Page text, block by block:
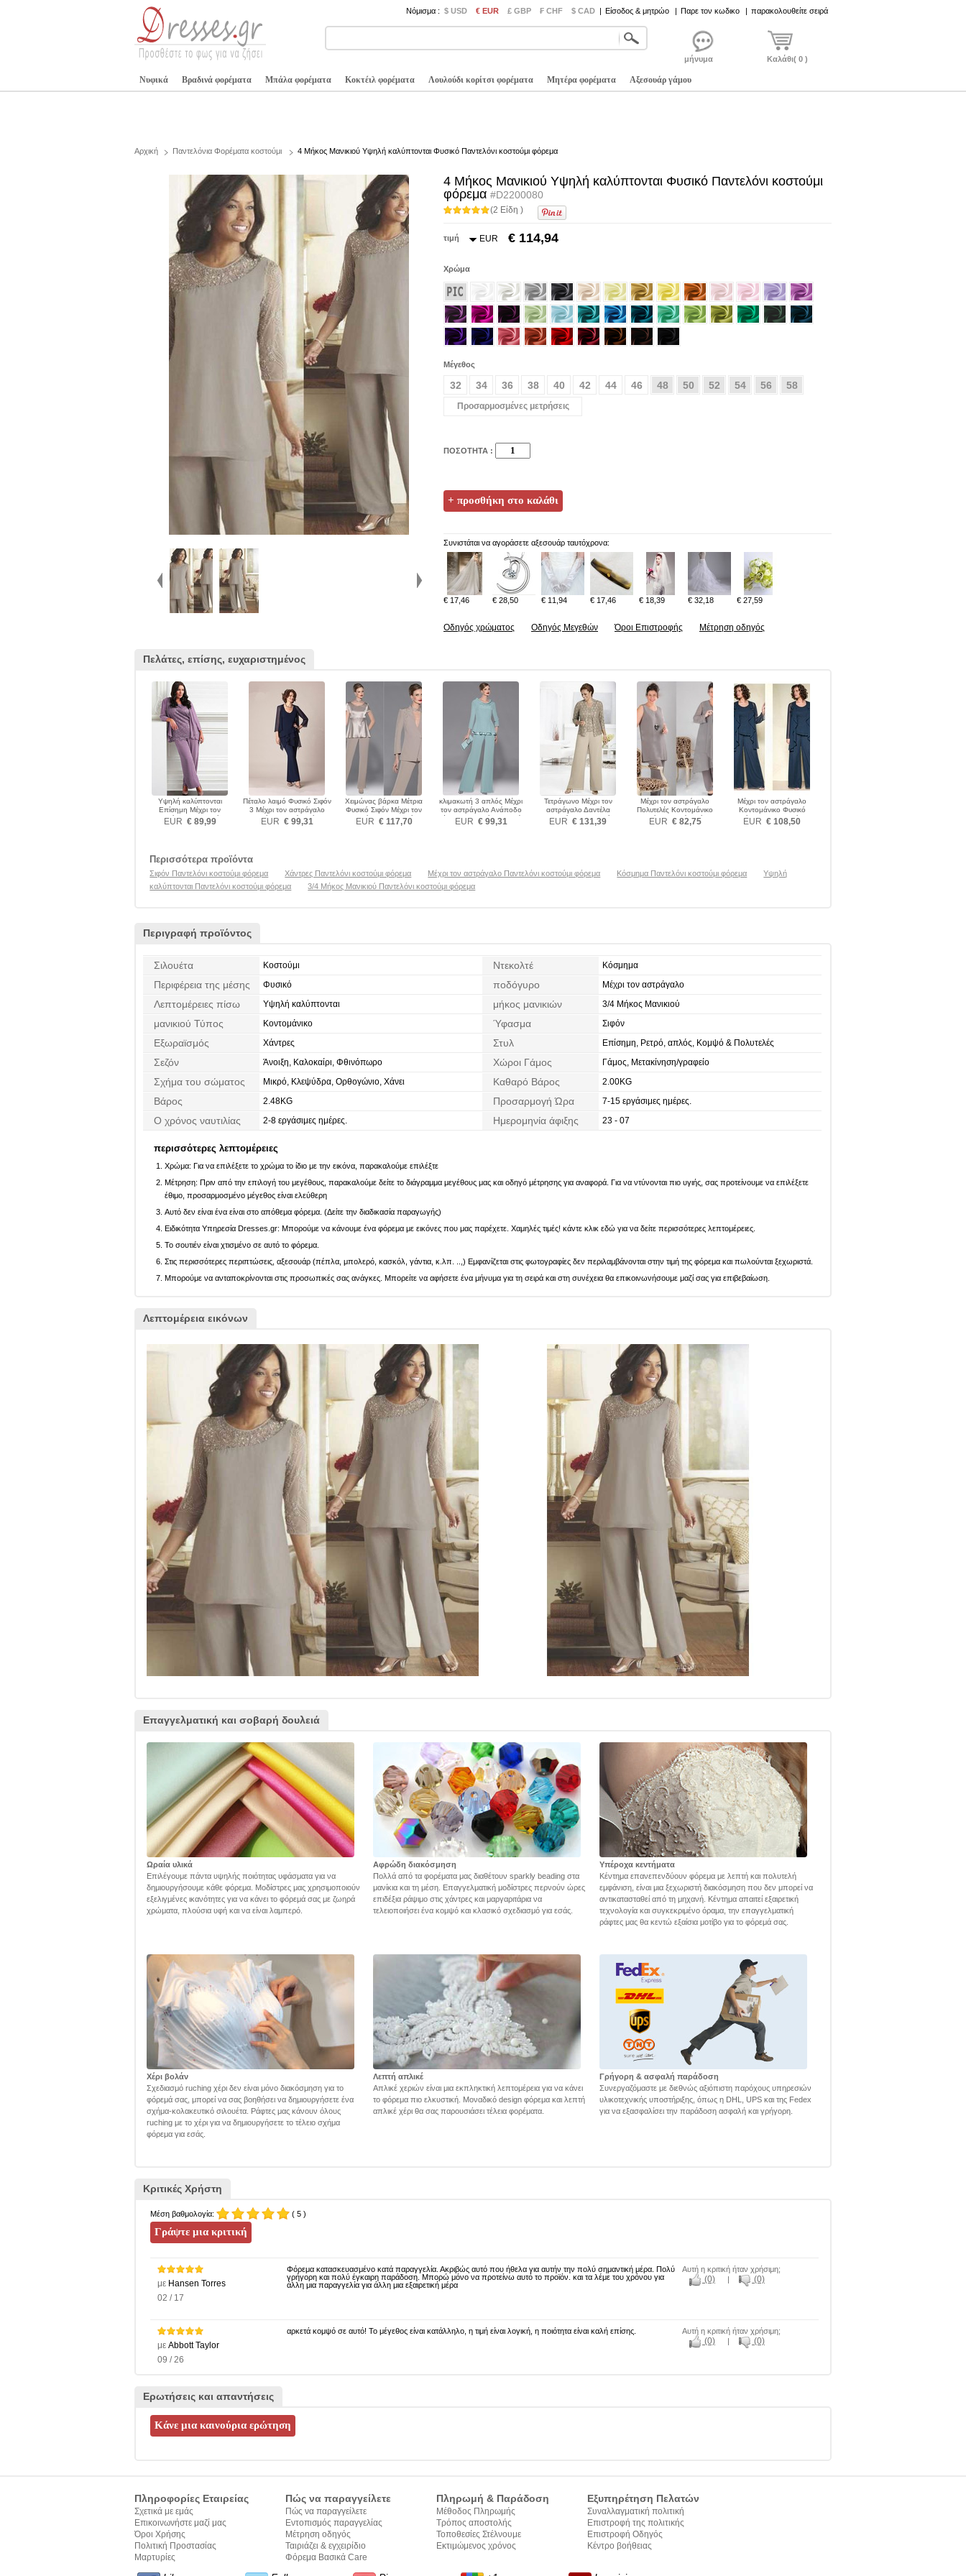
Νόμισμα : $ USD € EUR £ GBP ₣ CHF $ CAD | Είσοδος & μητρώο | Παρε τον κωδικο | παρακολουθείτε σειρά
μήνυμα Καλάθι( 0 )
Νυφικά Βραδινά φορέματα Μπάλα φορέματα Κοκτέιλ φορέματα Λουλούδι κορίτσι φορέματα Μητέρα φορέματα Αξεσουάρ γάμου
Αρχική Παντελόνια Φορέματα κοστούμι 4 Μήκος Μανικιού Υψηλή καλύπτονται Φυσικό Παντελόνι κοστούμι φόρεμα
4 Μήκος Μανικιού Υψηλή καλύπτονται Φυσικό Παντελόνι κοστούμι
φόρεμα #D2200080
(2 Είδη )
τιμή EUR € 114,94
Χρώμα
Μέγεθος
32 34 36 38 40 42 44 46 48 50 52 54 56 58
Προσαρμοσμένες μετρήσεις
ΠΟΣΟΤΗΤΑ :
Συνιστάται να αγοράσετε αξεσουάρ ταυτόχρονα:
€ 17,46 € 28,50 € 11,94 € 17,46 € 18,39 € 32,18 € 27,59
Οδηγός χρώματος Οδηγός Μεγεθών Όροι Επιστροφής Μέτρηση οδηγός
Πελάτες, επίσης, ευχαριστημένος
Υψηλή καλύπτονται
Επίσημη Μέχρι τον
αστράγαλο Παντελόνι
κοστούμι φόρεμα
EUR € 89,99
Πέταλο λαιμό Φυσικό Σιφόν
3 Μέχρι τον αστράγαλο
Παντελόνι κοστούμι φόρεμα
EUR € 99,31
Χειμώνας βάρκα Μέτρια
Φυσικό Σιφόν Μέχρι τον
αστράγαλο Παντελόνι
κοστούμι φόρεμα
EUR € 117,70
κλιμακωτή 3 απλός Μέχρι
τον αστράγαλο Ανάποδο
Τρίγωνο Παντελόνι κοστούμι
φόρεμα
EUR € 99,31
Τετράγωνο Μέχρι τον
αστράγαλο Δαντέλα
Κοντομάνικο Παντελόνι
κοστούμι φόρεμα
EUR € 131,39
Μέχρι τον αστράγαλο
Πολυτελές Κοντομάνικο
Παντελόνι κοστούμι φόρεμα
EUR € 82,75
Μέχρι τον αστράγαλο
Κοντομάνικο Φυσικό
Κόσμημα Παντελόνι
κοστούμι φόρεμα
EUR € 108,50
Περισσότερα προϊόντα
Σιφόν Παντελόνι κοστούμι φόρεμα Χάντρες Παντελόνι κοστούμι φόρεμα Μέχρι τον αστράγαλο Παντελόνι κοστούμι φόρεμα Κόσμημα Παντελόνι κοστούμι φόρεμα
Υψηλή
καλύπτονται Παντελόνι κοστούμι φόρεμα
3/4 Μήκος Μανικιού Παντελόνι κοστούμι φόρεμα
Περιγραφή προϊόντος
Σιλουέτα Κοστούμι Ντεκολτέ Κόσμημα
Περιφέρεια της μέσης Φυσικό ποδόγυρο Μέχρι τον αστράγαλο
Λεπτομέρειες πίσω Υψηλή καλύπτονται μήκος μανικιών 3/4 Μήκος Μανικιού
μανικιού Τύπος Κοντομάνικο Ύφασμα Σιφόν
Εξωραϊσμός Χάντρες Στυλ Επίσημη, Ρετρό, απλός, Κομψό & Πολυτελές
Σεζόν Άνοιξη, Καλοκαίρι, Φθινόπωρο Χώροι Γάμος Γάμος, Μετακίνηση/γραφείο
Σχήμα του σώματος Μικρό, Κλεψύδρα, Ορθογώνιο, Χάνει Καθαρό Βάρος 2.00KG
Βάρος 2.48KG Προσαρμογή Ώρα 7-15 εργάσιμες ημέρες.
Ο χρόνος ναυτιλίας 2-8 εργάσιμες ημέρες. Ημερομηνία άφιξης 23 - 07
περισσότερες λεπτομέρειες
Χρώμα: Για να επιλέξετε το χρώμα το ίδιο με την εικόνα, παρακαλούμε επιλέξτε
Μέτρηση: Πριν από την επιλογή του μεγέθους, παρακαλούμε δείτε το διάγραμμα μεγέθους μας και οδηγό μέτρησης για αναφορά. Για να ντύνονται πιο υγιής, σας προτείνουμε να επιλέξετε
έθιμο, προσαρμοσμένο μέγεθος είναι ελεύθερη
Αυτό δεν είναι ένα είναι στο απόθεμα φόρεμα. (Δείτε την διαδικασία παραγωγής)
Ειδικότητα Υπηρεσία Dresses.gr: Μπορούμε να κάνουμε ένα φόρεμα με εικόνες που μας παρέχετε. Χαμηλές τιμές! κάντε κλικ εδώ για να δείτε περισσότερες λεπτομέρειες.
Το σουτιέν είναι χτισμένο σε αυτό το φόρεμα.
Στις περισσότερες περιπτώσεις, αξεσουάρ (πέπλα, μπολερό, κασκόλ, γάντια, κ.λπ. ..,) Εμφανίζεται στις φωτογραφίες δεν περιλαμβάνονται στην τιμή της φόρεμα και πωλούνται ξεχωριστά.
Μπορούμε να ανταποκρίνονται στις προσωπικές σας ανάγκες. Μπορείτε να αφήσετε ένα μήνυμα για τη σειρά και στη συνέχεια θα επικοινωνήσουμε μαζί σας για επιβεβαίωση.
Λεπτομέρεια εικόνων
Επαγγελματική και σοβαρή δουλειά
Ωραία υλικά
Επιλέγουμε πάντα υψηλής ποιότητας υφάσματα για να
δημιουργήσουμε κάθε φόρεμα. Μοδίστρες μας χρησιμοποιούν
εξελιγμένες ικανότητες για να κάνει το φόρεμά σας με ζωηρά
χρώματα, πλούσια υφή και να είναι λαμπερό.
Αφρώδη διακόσμηση
Πολλά από τα φορέματα μας διαθέτουν sparkly beading στα
μανίκια και τη μέση. Επαγγελματική μοδίστρες περνούν ώρες
επιδέξια ράψιμο στις χάντρες και μαργαριτάρια να
τελειοποιήσει ένα κομψό και κλασικό σχεδιασμό για εσάς.
Υπέροχα κεντήματα
Κέντημα επανεπενδύουν φόρεμα με λεπτή και πολυτελή
εμφάνιση, είναι μια ξεχωριστή διακόσμηση που δεν μπορεί να
αντικατασταθεί από τη μηχανή. Κέντημα απαιτεί εξαιρετική
τεχνολογία και συγκεκριμένο όραμα, την επαγγελματική
ράφτες μας θα κεντώ εξαίσια μοτίβο για το φόρεμά σας.
Χέρι βολάν
Σχεδιασμό ruching χέρι δεν είναι μόνο διακόσμηση για το
φόρεμά σας, μπορεί να σας βοηθήσει να δημιουργήσετε ένα
σχήμα-κολακευτικό σιλουέτα. Ράφτες μας κάνουν όλους
ruching με το χέρι για να δημιουργήσετε το τέλειο σχήμα
φόρεμα για εσάς.
Λεπτή απλικέ
Απλικέ χεριών είναι μια εκπληκτική λεπτομέρεια για να κάνει
το φόρεμα πιο ελκυστική. Μοναδικό design φόρεμα και λεπτή
απλικέ χέρι θα σας παρουσιάσει τέλεια φορέματα.
Γρήγορη & ασφαλή παράδοση
Συνεργαζόμαστε με διεθνώς αξιόπιστη παρόχους υπηρεσιών
υλικοτεχνικής υποστήριξης, όπως η DHL, UPS και της Fedex
για να εξασφαλίσει την παράδοση ασφαλή και γρήγορη.
Κριτικές Χρήστη
Μέση βαθμολογία: ( 5 )
με Hansen Torres
02 / 17
Φόρεμα κατασκευασμένο κατά παραγγελία. Ακριβώς αυτό που ήθελα για αυτήν την πολύ σημαντική μέρα. Πολύ
γρήγορη και πολύ έγκαιρη παράδοση. Μπορώ μόνο να προτείνω αυτό το προϊόν. και τα λέμε του χρόνου για
άλλη μια παραγγελία για άλλη μια εξαιρετική μέρα
Αυτή η κριτική ήταν χρήσιμη;
(0) | (0)
με Abbott Taylor
09 / 26
αρκετά κομψό σε αυτό! Το μέγεθος είναι κατάλληλο, η τιμή είναι λογική, η ποιότητα είναι καλή επίσης. Αυτή η κριτική ήταν χρήσιμη;
(0) | (0)
Ερωτήσεις και απαντήσεις
Πληροφορίες Εταιρείας
Σχετικά με εμάς
Επικοινωνήστε μαζί μας
Όροι Χρήσης
Πολιτική Προστασίας
Προσωπικών Δεδομένων
Μαρτυρίες
Πώς να παραγγείλετε
Πώς να παραγγείλετε
Εντοπισμός παραγγελίας
Μέτρηση οδηγός
Ταιριάζει & εγχειρίδιο
σύνταξης κειμένων
Φόρεμα Βασικά Care
Πληρωμή & Παράδοση
Μέθοδος Πληρωμής
Τρόπος αποστολής
Τοποθεσίες Στέλνουμε
Εκτιμώμενος χρόνος
Εξυπηρέτηση Πελατών
Συναλλαγματική πολιτική
Επιστροφή της πολιτικής
Επιστροφή Οδηγός
Εφαρμογής
Κέντρο βοήθειας